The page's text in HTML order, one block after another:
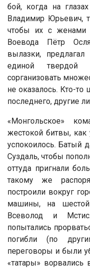
бой, когда на
Владимир Юрьевич,
чтобы их с женами
Воевода Пётр
вылазки,
единой твердой
сорганизовать
не оказалось. Кто-то
последнего, другие
«Монгольское»
жестокой битвы,
успокоилось. Батый
Суздаль, чтобы
оттуда пригнали
такому же
построили вокруг
машины, на
Всеволод и
попытались
погибли (по
переговоры и были
«татары»